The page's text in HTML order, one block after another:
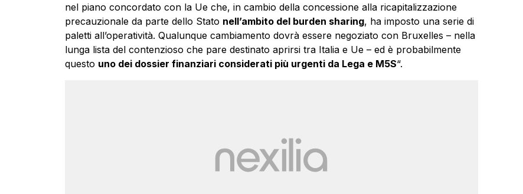
nel piano concordato con la Ue che, in cambio della concessione alla ricapitalizzazione
precauzionale da parte dello Stato nell’ambito del burden sharing, ha imposto una serie di
paletti all’operatività. Qualunque cambiamento dovrà essere negoziato con Bruxelles – nella
lunga lista del contenzioso che pare destinato aprirsi tra Italia e Ue – ed è probabilmente
questo uno dei dossier finanziari considerati più urgenti da Lega e M5S“.